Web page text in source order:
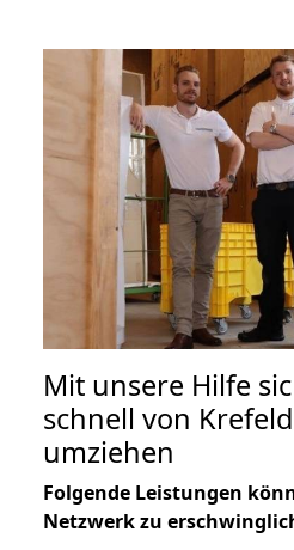
Mit unsere Hilfe
schnell von
umziehen
Folgende Leistungen
Netzwerk zu